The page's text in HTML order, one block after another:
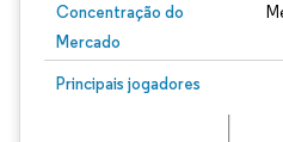
Concentração do
Mercado
Principais jogadores
Imagem © Mordor Intelligence. O